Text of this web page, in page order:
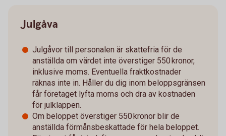
Julgåva
Julgåvor till personalen är skattefria för de
anställda om värdet inte överstiger 550 kronor,
inklusive moms. Eventuella fraktkostnader
räknas inte in. Håller du dig inom beloppsgränsen
får företaget lyfta moms och dra av kostnaden
för julklappen.
Om beloppet överstiger 550 kronor blir de
anställda förmånsbeskattade för hela beloppet.